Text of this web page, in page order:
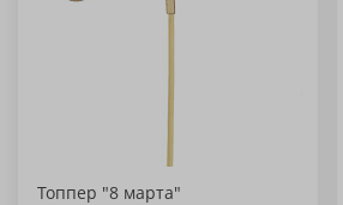
Топпер "8 марта"